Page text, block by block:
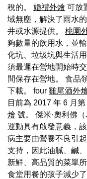
稅的。 婚禮外燴 可放
域無塵，解決了雨水
井或水源提供。 桃園
夠數量的飲用水，並
化坑、垃圾坑與生活
須最遲在營地開始時
間保存在營地。 食品
下載。 four 雞尾酒外
目前為 2017 年 6 月
燴 號。 傑米·奧利佛
運動具有啟發意義，
病主要由營養不良引
支持，因此油膩、鹹
新鮮、高品質的菜單
食堂用餐的孩子減少